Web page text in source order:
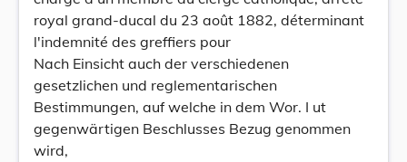
royal grand-ducal du 23 août 1882, déterminant
l'indemnité des greffiers pour
Nach Einsicht auch der verschiedenen
gesetzlichen und reglementarischen
Bestimmungen, auf welche in dem Wor. I ut
gegenwärtigen Beschlusses Bezug genommen
wird,